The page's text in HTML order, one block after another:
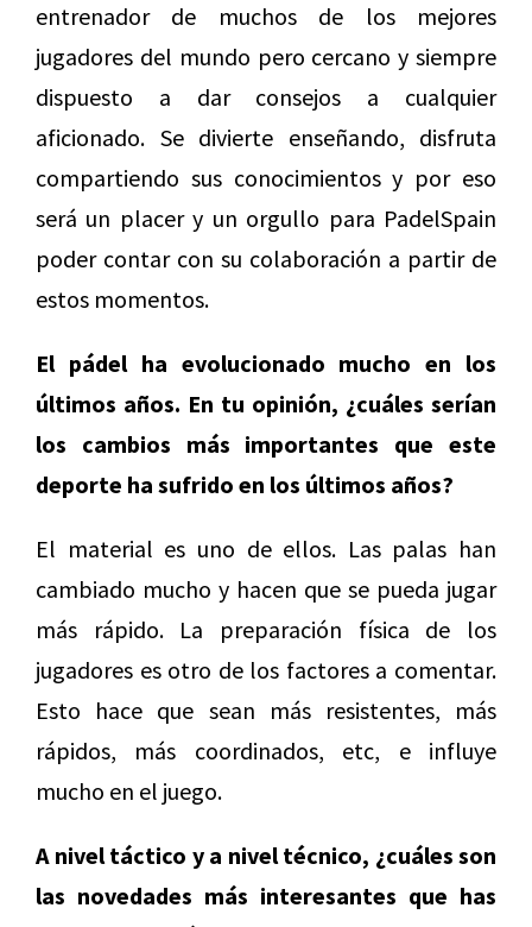
entrenador de muchos de los mejores
jugadores del mundo pero cercano y siempre
dispuesto a dar consejos a cualquier
aficionado. Se divierte enseñando, disfruta
compartiendo sus conocimientos y por eso
será un placer y un orgullo para PadelSpain
poder contar con su colaboración a partir de
estos momentos.
El pádel ha evolucionado mucho en los
últimos años. En tu opinión, ¿cuáles serían
los cambios más importantes que este
deporte ha sufrido en los últimos años?
El material es uno de ellos. Las palas han
cambiado mucho y hacen que se pueda jugar
más rápido. La preparación física de los
jugadores es otro de los factores a comentar.
Esto hace que sean más resistentes, más
rápidos, más coordinados, etc, e influye
mucho en el juego.
A nivel táctico y a nivel técnico, ¿cuáles son
las novedades más interesantes que has